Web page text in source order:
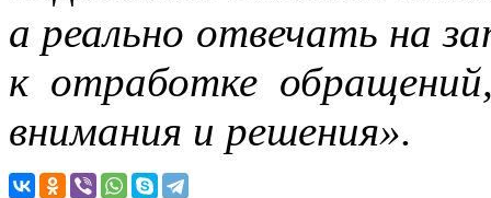
а реально отвечать на
к отработке
внимания и решения».